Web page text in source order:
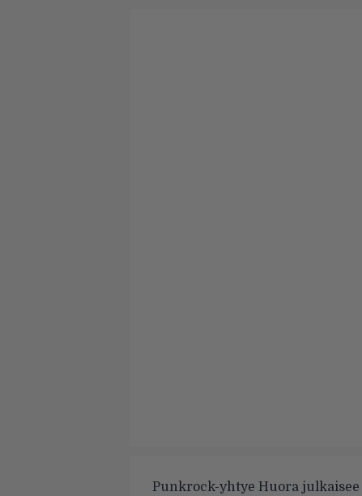
Punkrock-yhtye Huora